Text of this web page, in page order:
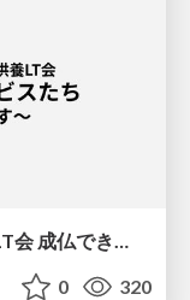
JAWS-UG横浜 #102 AWSサ終供養LT会 成仏できない AWS サービスたち 〜本日、三体供養します〜
0 320